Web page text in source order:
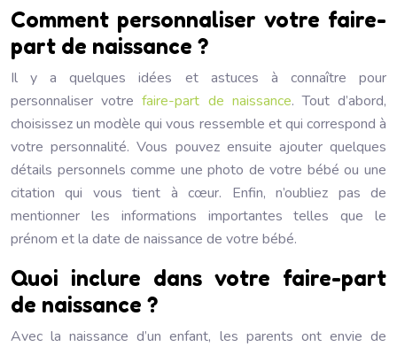
Comment personnaliser votre faire-
part de naissance ?
Il y a quelques idées et astuces à connaître pour
personnaliser votrefaire-part de naissance. Tout d’abord,
choisissez un modèle qui vous ressemble et qui correspond à
votre personnalité. Vous pouvez ensuite ajouter quelques
détails personnels comme une photo de votre bébé ou une
citation qui vous tient à cœur. Enfin, n’oubliez pas de
mentionner les informations importantes telles que le
prénom et la date de naissance de votre bébé.
Quoi inclure dans votre faire-part
de naissance ?
Avec la naissance d’un enfant, les parents ont envie de